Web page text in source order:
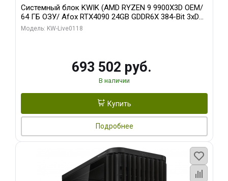
Системный блок KWIK (AMD RYZEN 9 9900X3D OEM/
64 ГБ ОЗУ/ Afox RTX4090 24GB GDDR6X 384-Bit 3xDP
HDMI ATX Turbo/ 960 ГБ SSD)
Модель: KW-Live0118
693 502 руб.
В наличии
Купить
Подробнее